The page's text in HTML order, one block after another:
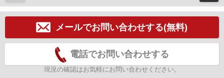
メールでお問い合わせする(無料)
電話でお問い合わせする
現況の確認はお気軽にお問い合わせください。